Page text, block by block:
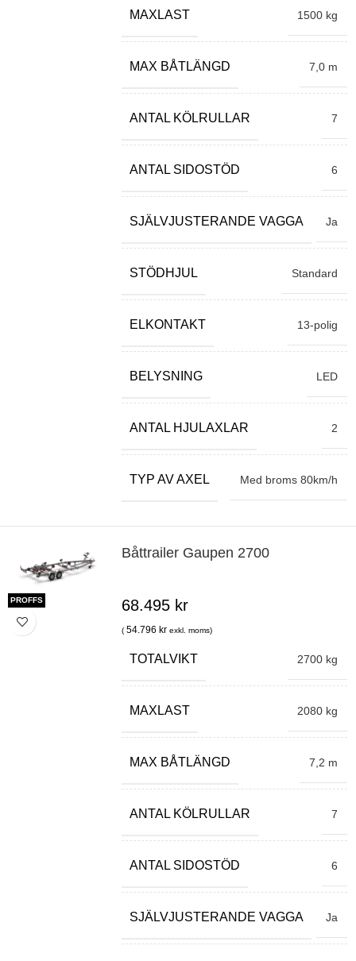
MAXLAST 1500 kg
MAX BÅTLÄNGD 7,0 m
ANTAL KÖLRULLAR 7
ANTAL SIDOSTÖD 6
SJÄLVJUSTERANDE VAGGA Ja
STÖDHJUL Standard
ELKONTAKT 13-polig
BELYSNING LED
ANTAL HJULAXLAR 2
TYP AV AXEL Med broms 80km/h
PROFFS
Båttrailer Gaupen 2700
68.495 kr
(54.796 kr exkl. moms)
TOTALVIKT 2700 kg
MAXLAST 2080 kg
MAX BÅTLÄNGD 7,2 m
ANTAL KÖLRULLAR 7
ANTAL SIDOSTÖD 6
SJÄLVJUSTERANDE VAGGA Ja